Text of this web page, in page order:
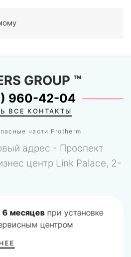
части Protherm
GROUP ™
960-42-04
ВСЕ КОНТАКТЫ
адрес - Проспект
центр Link Palace, 2-
6 месяцевпри установке
центром